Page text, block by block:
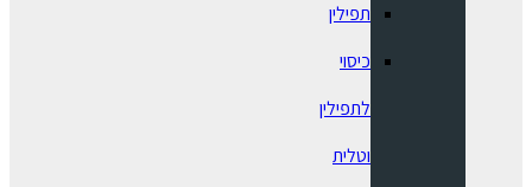
תפילין
כיסוי
לתפילין
וטלית